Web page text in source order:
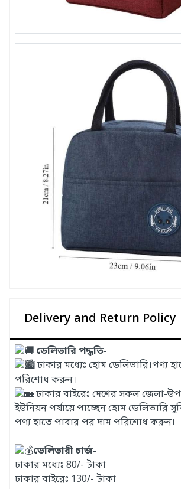
Delivery and Return Policy
ডেলিভারি পদ্ধতি-
ঢাকার মধ্যেঃ হোম ডেলিভারি।পণ্য
পরিশোধ করুন।
ঢাকার বাইরেঃ দেশের সকল জেলা-
ইউনিয়ন পর্যায়ে পাচ্ছেন হোম ডেলিভারি
পণ্য হাতে পাবার পর দাম পরিশোধ করুন।
ডেলিভারী চার্জ-
ঢাকার মধ্যেঃ 80/- টাকা
ঢাকার বাইরেঃ 130/- টাকা